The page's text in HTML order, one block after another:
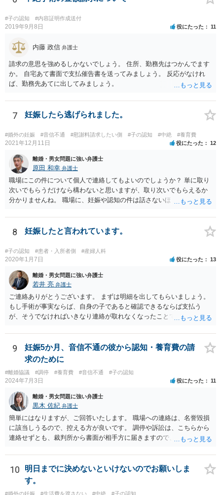
関わりが不可欠となると思われますので、一度話し合った上で、法律
事務所へ早めのご相談をされたほうがよろしいかと思います。
#子の認知 #内容証明作成送付
2019年9月8日 役にたった 11
内藤 政信 弁護士
請求の意思を強めるしかないでしょう。 住所、勤務先はつかんでます
か。 自宅あて書面で支払催告書を送ってみましょう。 反応がなけれ
ば、勤務先あてに出してみましょう。
7 妊娠したら逃げられました。
#婚外の妊娠 #音信不通 #慰謝料請求したい側 #子の認知 #中絶 #養育費
2021年12月11日 役にたった 12
離婚・男女問題に強い弁護士
原田 和幸 弁護士
職場にこの件について個人で連絡してもよいのでしょうか？ 単に取り
次いでもらうだけなら構わないと思いますが、取り次いでもらえるか
分かりませんね。 職場に、妊娠や認知の件は話さないほうがよいと思
難しいと思われれば、弁護士に入ってもらうことも検討されてくださ
い。 一度、お近くの弁護士に相談されてみてもよいと思います。
8 妊娠したと言われています。
#子の認知 #患者・入所者側 #産婦人科
2020年1月7日 役にたった 13
離婚・男女問題に強い弁護士
若井 亮 弁護士
ご連絡ありがとうございます。 まずは明細を出してもらいましょう。
もし手術が事実ならば、自身の子であると確認できるならば支払う
が、そうでなければいきなり連絡が取れなくなったことで不信感もあ
してはいかがでしょうか。 代理人となる場合ですが、事務所ごとにま
ちまちです。 弊所の場合、交渉をお受けするとなると20万円くらいが
多いかと思います。
9
妊娠5か月、音信不通の彼から認知・養育費の請
求のために
#離婚協議 #調停 #養育費 #音信不通 #子の認知
2024年7月3日 役にたった 11
離婚・男女問題に強い弁護士
黒木 佐紀 弁護士
簡単にはなりますが、ご回答いたします。 職場への連絡は、名誉毀損
に該当しうるので、控える方が良いです。 調停や訴訟は、こちらから
連絡せずとも、裁判所から書面が相手方に届きますので、連絡不要で
いのであれば、調停や訴訟をするしかないかと思います。
10
明日までに決めないといけないのでお願いしま
す。
#婚外の妊娠 #生活費を渡さない #中絶 #子の認知